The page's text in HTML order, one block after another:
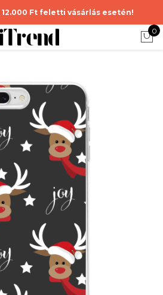
12.000 Ft feletti vásárlás esetén!
0